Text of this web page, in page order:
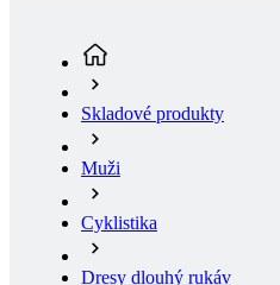
Muži
Cyklistika
Dresy dlouhý rukáv
Pánský cyklistický dres
FEARLESSLY Z6 Violet
stránka)